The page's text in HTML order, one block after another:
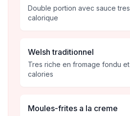
Double portion avec sauce tres
calorique
Welsh traditionnel
Tres riche en fromage fondu et
calories
Moules-frites a la creme